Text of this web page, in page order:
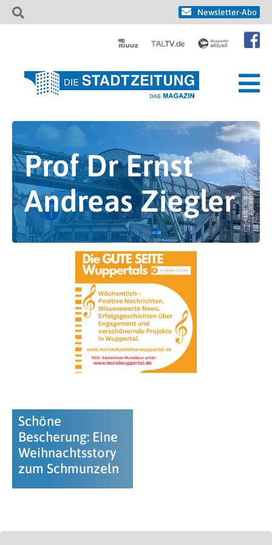
Newsletter-Abo
Prof Dr Ernst
Andreas Ziegler
Schöne
Bescherung: Eine
Weihnachtsstory
zum Schmunzeln